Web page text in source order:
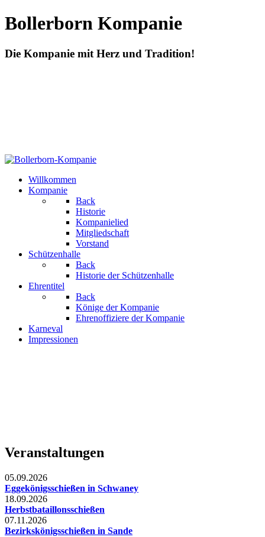
Bollerborn Kompanie
Die Kompanie mit Herz und Tradition!
Willkommen
Kompanie
Back
Historie
Kompanielied
Mitgliedschaft
Vorstand
Schützenhalle
Back
Historie der Schützenhalle
Ehrentitel
Back
Könige der Kompanie
Ehrenoffiziere der Kompanie
Karneval
Impressionen
Veranstaltungen
05.09.2026
Eggekönigsschießen in Schwaney
18.09.2026
Herbstbataillonsschießen
07.11.2026
Bezirkskönigsschießen in Sande